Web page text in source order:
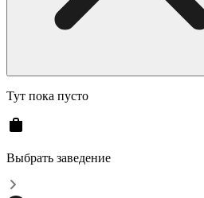
Тут пока пусто
Выбрать заведение